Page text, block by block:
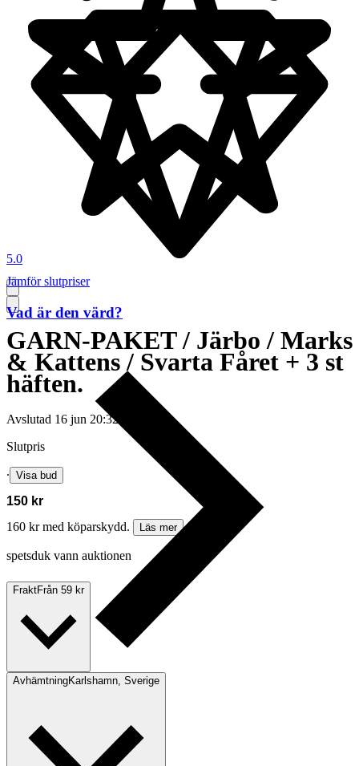
5.0
GARN-PAKET / Järbo / Marks
& Kattens / Svarta Fåret + 3 st
häften.
Avslutad 16 jun 20:32
Slutpris
∙ Visa bud
150 kr
160 kr med köparskydd.
Läs mer
spetsduk vann auktionen
FraktFrån 59 kr
AvhämtningKarlshamn, Sverige
Jämför slutpriser
Vad är den värd?